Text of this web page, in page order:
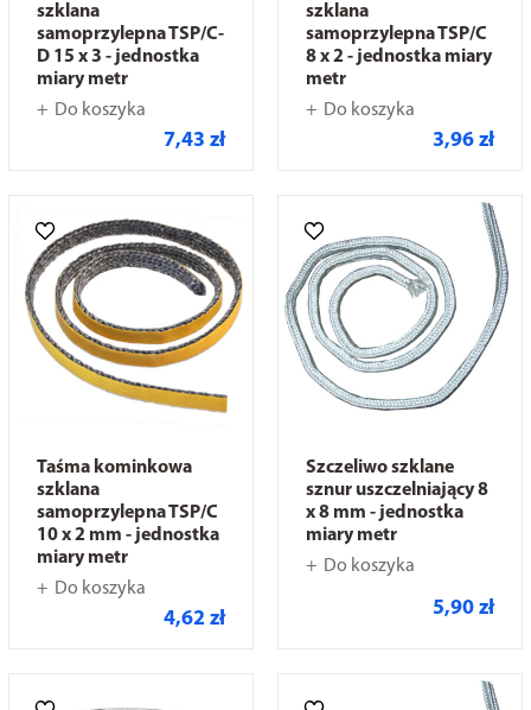
szklana
samoprzylepna TSP/C-
D 15 x 3 - jednostka
miary metr
Do koszyka
7,43 zł
szklana
samoprzylepna TSP/C
8 x 2 - jednostka miary
metr
Do koszyka
3,96 zł
Taśma kominkowa
szklana
samoprzylepna TSP/C
10 x 2 mm - jednostka
miary metr
Do koszyka
4,62 zł
Szczeliwo szklane
sznur uszczelniający 8
x 8 mm - jednostka
miary metr
Do koszyka
5,90 zł